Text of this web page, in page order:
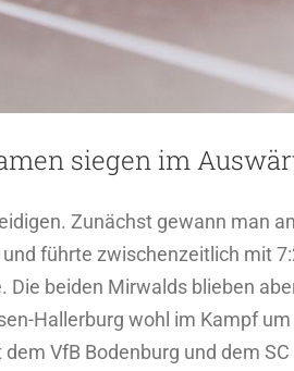
siegen im
Zunächst gewann man
führte zwischenzeitlich mit
beiden Mirwalds blieben
Hallerburg wohl im Kampf um
VfB Bodenburg und dem